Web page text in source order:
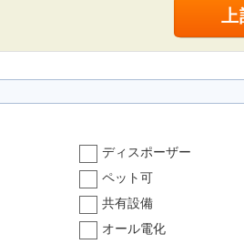
ディスポーザー
ペット可
共有設備
オール電化